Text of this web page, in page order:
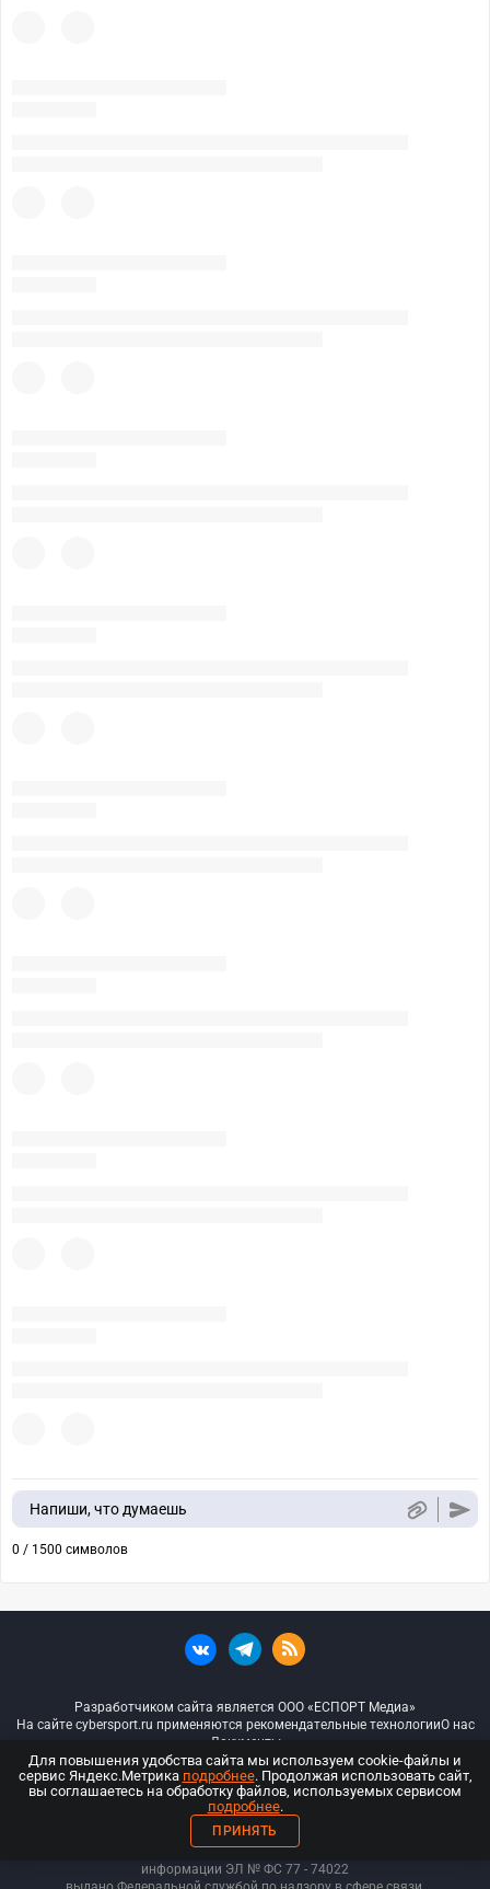
Напиши, что думаешь
0 / 1500 символов
Разработчиком сайта является ООО «ЕСПОРТ Медиа»
На сайте cybersport.ru применяются рекомендательные технологииО нас
Документы
© ООО «Киберспорт.ру» — Все права защищены
18+
ООО «Киберспорт.ру». Свидетельство о регистрации средств массовой
информации ЭЛ № ФС 77 - 74022
Для повышения удобства сайта мы используем cookie-файлы и
сервис Яндекс.Метрика подробнее. Продолжая использовать сайт,
вы соглашаетесь на обработку файлов, используемых сервисом
подробнее.
ПРИНЯТЬ